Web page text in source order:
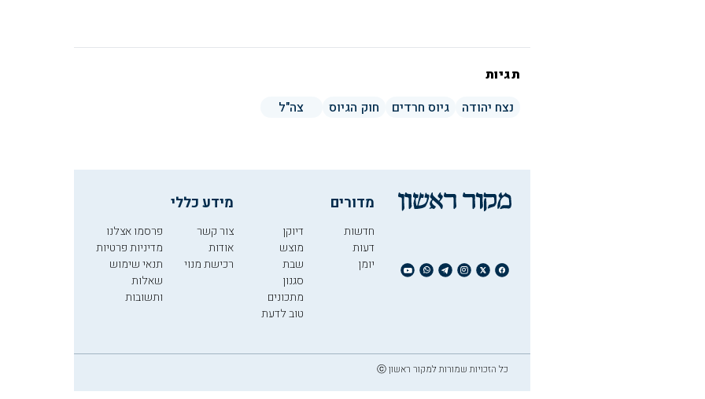
תגיות
נצח יהודה
גיוס חרדים חוק הגיוס צה"ל
מדורים
חדשות
דעות
יומן
דיוקן
מוצש
שבת
סגנון
מתכונים
טוב לדעת
מידע כללי
צור קשר
אודות
רכישת מנוי
פרסמו אצלנו
מדיניות פרטיות
תנאי שימוש
שאלות
ותשובות
כל הזכויות שמורות למקור ראשון ⓒ